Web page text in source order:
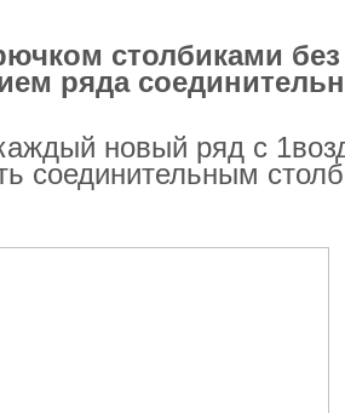
столбиками
ряда
новый ряд с
соединительным